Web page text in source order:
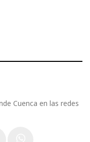
Cuenca en las redes